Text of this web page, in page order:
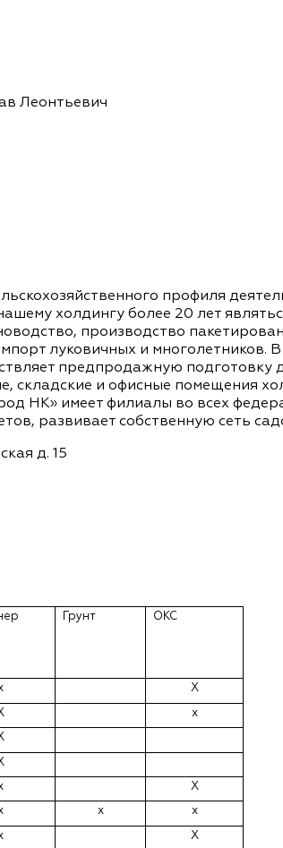
Леонтьевич
профиля
холдингу более 20 лет
производство
луковичных и многолетников.
предпродажную
складские и офисные помещения
НК» имеет филиалы во всех
развивает собственную сеть
д. 15
Грунт ОКС
Х
х
Х
х х
Х